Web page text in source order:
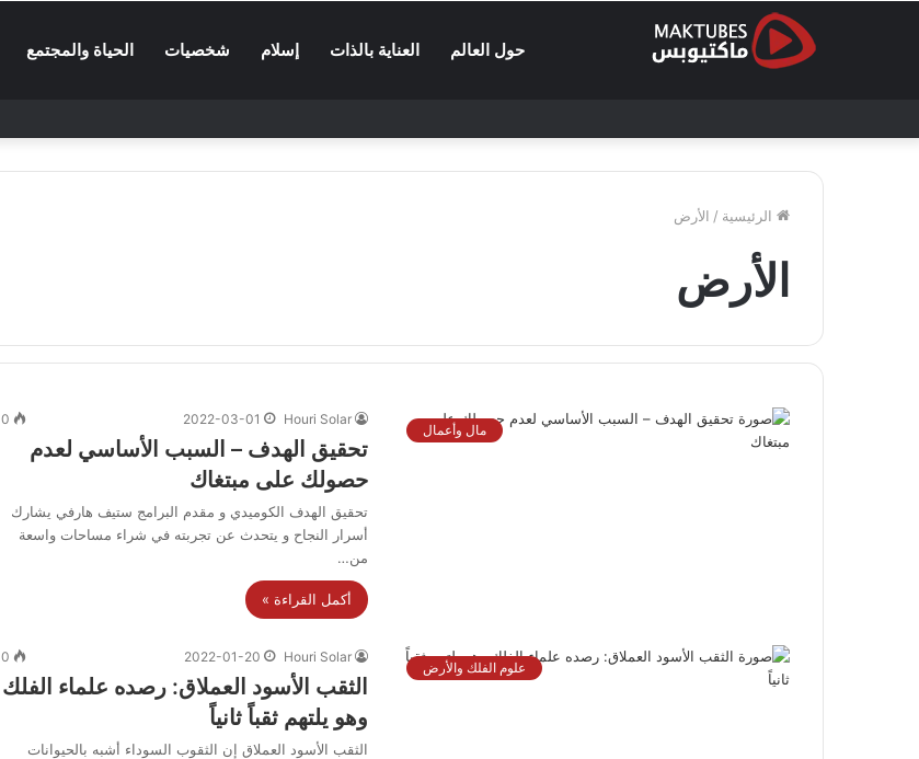
حول العالم العناية بالذات إسلام شخصيات الحياة والمجتمع
الرئيسية / الأرض
الأرض
مال وأعمال
Houri Solar
2022-03-01
0
تحقيق الهدف – السبب الأساسي لعدم
حصولك على مبتغاك
تحقيق الهدف الكوميدي و مقدم البرامج ستيف هارفي يشارك
أسرار النجاح و يتحدث عن تجربته في شراء مساحات واسعة
من…
أكمل القراءة »
علوم الفلك والأرض
Houri Solar
2022-01-20
0
الثقب الأسود العملاق: رصده علماء الفلك
وهو يلتهم ثقباً ثانياً
الثقب الأسود العملاق إن الثقوب السوداء أشبه بالحيوانات